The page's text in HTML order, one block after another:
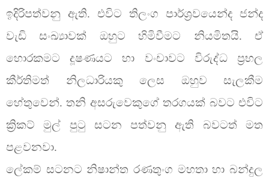
ඉදිරිපත්වනු ඇති. එවිට තිලංග පාර්ශ්‍රවයෙන්ද ජන්ද
වැඩි සංඛ්‍යාවක් ඔහුට හිමිවීමට නියමිතයි. ඒ
හොරකමට දූෂණයට හා වංචාවට විරුද්ධ ප්‍රභල
කීර්තිමත් නිලධාරියකු ලෙස ඔහුව සැලකීම
හේතුවෙන්. තනි අසරුවෙකුගේ තරගයක් බවට එවිට
ක්‍රිකට් මුල් පුටු සටන පත්වනු ඇති බවටත් මත
පළවනවා.
ලේකම් සටනට නිෂාන්ත රණතුංග මහතා හා බන්දුල